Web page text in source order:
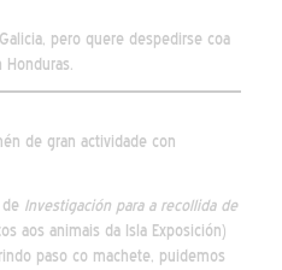
pero quere despedirse coa
de gran actividade con
Investigación para a recollida de
aos animais da Isla Exposición)
paso co machete, puidemos